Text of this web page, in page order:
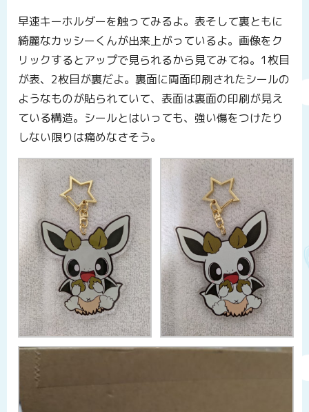
早速キーホルダーを触ってみるよ。表そして裏ともに
綺麗なカッシーくんが出来上がっているよ。画像をク
リックするとアップで見られるから見てみてね。1枚目
が表、2枚目が裏だよ。裏面に両面印刷されたシールの
ようなものが貼られていて、表面は裏面の印刷が見え
ている構造。シールとはいっても、強い傷をつけたり
しない限りは痛めなさそう。